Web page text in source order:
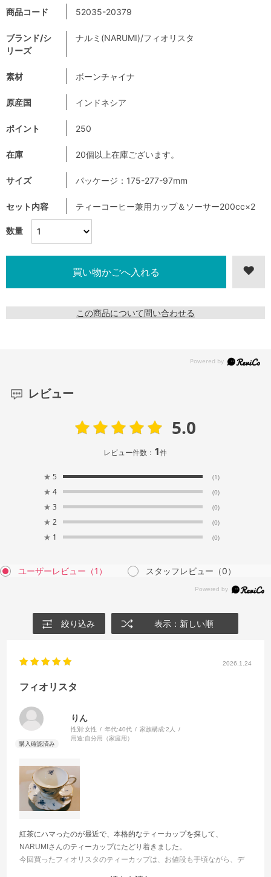
数量
商品コード 52035-20379
ブランド/シ
リーズ
ナルミ(NARUMI)/フィオリスタ
素材 ボーンチャイナ
原産国 インドネシア
ポイント 250
在庫 20個以上在庫ございます。
サイズ パッケージ：175-277-97mm
セット内容 ティーコーヒー兼用カップ＆ソーサー200cc×2
この商品について問い合わせる
レビュー
5.0
レビュー件数： 1件
★ 5 (1)
★ 4 (0)
★ 3 (0)
★ 2 (0)
★ 1 (0)
ユーザーレビュー （1） スタッフレビュー （0）
絞り込み 表示：新しい順
2026.1.24
フィオリスタ
りん
性別:女性 年代:40代 家族構成:2人
用途:自分用（家庭用）
紅茶にハマったのが最近で、本格的なティーカップを探して、
NARUMIさんのティーカップにたどり着きました。
今回買ったフィオリスタのティーカップは、お値段も手頃ながら、デ